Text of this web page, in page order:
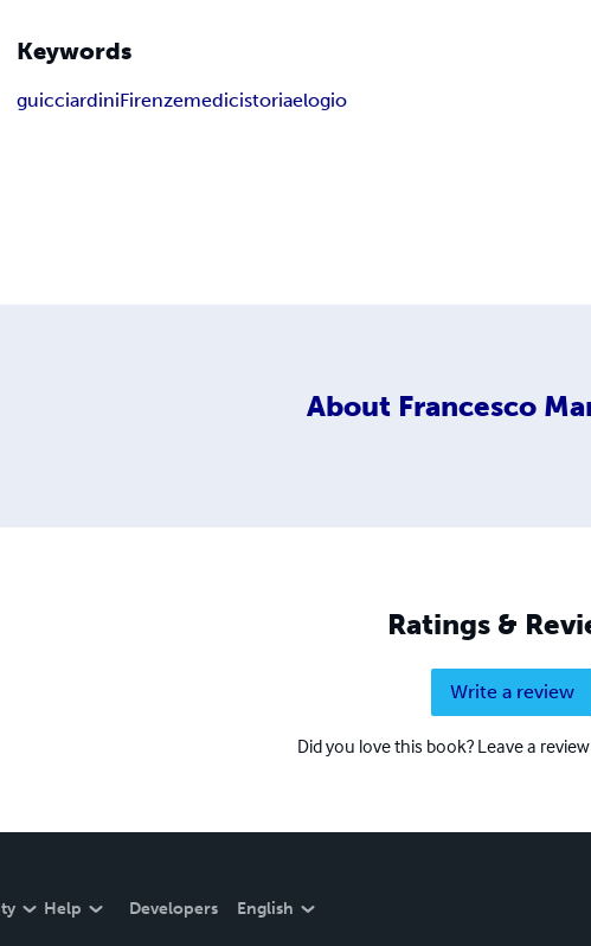
Keywords
guicciardiniFirenzemedicistoriaelogio
About Francesco
Ratings &
Write a review
Did you love this book? Leave a
Help Developers English